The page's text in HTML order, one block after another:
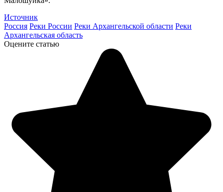
Источник
Россия Реки России Реки Архангельской области Реки
Архангельская область
Оцените статью